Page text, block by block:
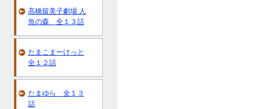
高橋留美子劇場 人
魚の森 全１３話
たまこまーけっと
全１２話
たまゆら 全１３
話